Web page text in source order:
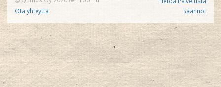
Ota yhteyttä
Säännöt